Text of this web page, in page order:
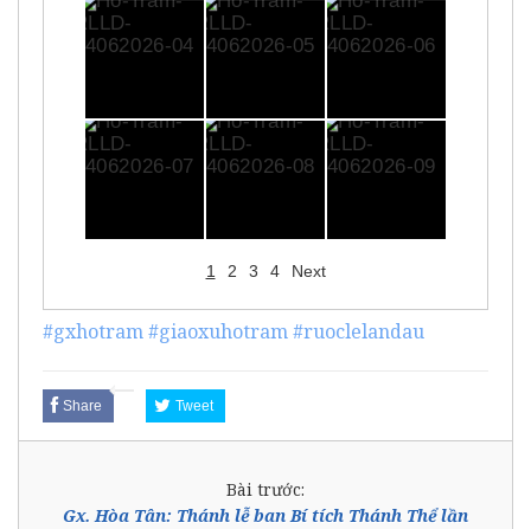
1 2 3 4 Next
#gxhotram#giaoxuhotram#ruoclelandau
Share Tweet
Bài trước:
Gx. Hòa Tân: Thánh lễ ban Bí tích Thánh Thể lần